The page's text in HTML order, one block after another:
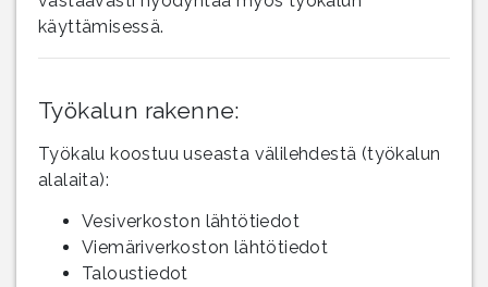
käyttämisessä.
Työkalun rakenne:
Työkalu koostuu useasta välilehdestä (työkalun
alalaita): ​
Vesiverkoston lähtötiedot
Viemäriverkoston lähtötiedot
Taloustiedot